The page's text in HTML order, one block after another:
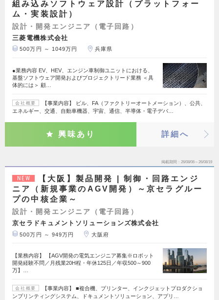
組み込みソフトウェア設計（プラットフォー
ム・実装設計）
設計・開発エンジニア（電子回路）
三菱電機株式会社
500万円 ～ 1049万円 兵庫県
●業務内容 EV、HEV、エンジン車制御ユニットにおける、
基盤ソフトウェア開発およびプロジェクトリード業務 ＜具
体的には＞ 顧…
会社概要
【事業内容】 ビル、FA（ファクトリーオートメーション）、公共、
エネルギー、交通、自動車機器、宇宙、通信、半導体・電子デバ…
興味あり 詳細へ
掲載期間 26/08/06～26/08/19
NEW
【大阪】製品開発 | 制御・回路エンジ
ニア（新規事業のAGV開発）～京セラグルー
プの中核企業～
設計・開発エンジニア（電子回路）
京セラドキュメントソリューションズ株式会社
500万円 ～ 949万円 大阪府
【業務内容】 【AGV開発の電気エンジニア募集※ロボット
開発経験不問／月残業20H程・年休125日／年収500～900
万】…
会社概要
【事業内容】 ■複合機、プリンター、インクジェットプロダクショ
ンプリンティングシステム、ドキュメントソリューション、アプリ…